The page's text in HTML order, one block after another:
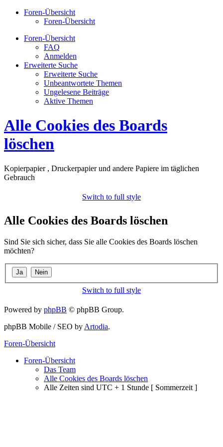
Foren-Übersicht
Foren-Übersicht
Foren-Übersicht
FAQ
Anmelden
Erweiterte Suche
Erweiterte Suche
Unbeantwortete Themen
Ungelesene Beiträge
Aktive Themen
Alle Cookies des Boards
löschen
Kopierpapier , Druckerpapier und andere Papiere im täglichen
Gebrauch
Switch to full style
Alle Cookies des Boards löschen
Sind Sie sich sicher, dass Sie alle Cookies des Boards löschen
möchten?
Switch to full style
Powered by phpBB © phpBB Group.
phpBB Mobile / SEO by Artodia.
Foren-Übersicht
Foren-Übersicht
Das Team
Alle Cookies des Boards löschen
Alle Zeiten sind UTC + 1 Stunde [ Sommerzeit ]